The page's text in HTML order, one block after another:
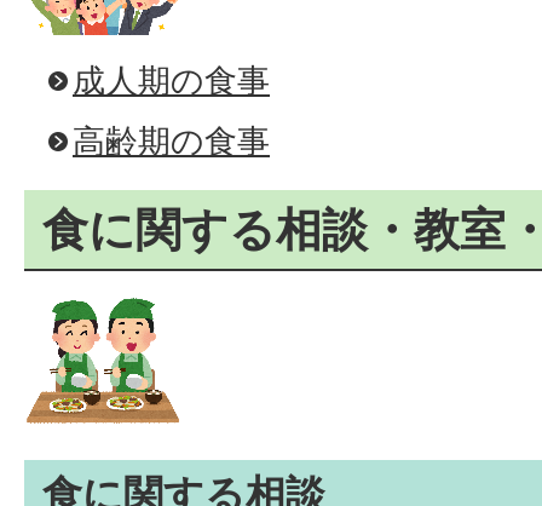
成人期の食事
高齢期の食事
食に関する相談・教室
食に関する相談